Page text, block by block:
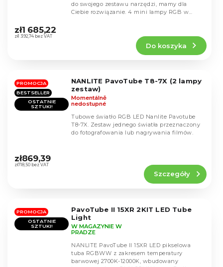
ocena
produktu
gwiazdek.
zł1 392,74 bez VAT
zł1 685,22
Do koszyka
do swojego zestawu narzędzi, mamy dla
Ciebie rozwiązanie. 4 mini lampy RGB w
PROMOCJA
BESTSELLER
OSTATNIE
SZTUKI!
NANLITE PavoTube T8-7X (2 lampy
zestaw)
ocena
produktu
gwiazdek.
Momentálně
nedostupné
zł718,50 bez VAT
zł869,39
Szczegóły
Tubowe światło RGB LED Nanlite Pavotube
T8-7X. Zestaw jednego światła przeznaczony
do fotografowania lub nagrywania filmów.
PROMOCJA
OSTATNIE
SZTUKI!
PavoTube II 15XR 2KIT LED Tube
Light
W MAGAZYNIE W
PRADZE
NANLITE PavoTube II 15XR LED pikselowa
tuba RGBWW z zakresem temperatury
barwowej 2700K-12000K, wbudowany